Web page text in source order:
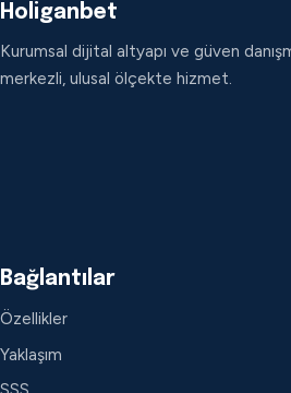
Holiganbet
Kurumsal dijital altyapı ve güven
merkezli, ulusal ölçekte hizmet.
Bağlantılar
Özellikler
Yaklaşım